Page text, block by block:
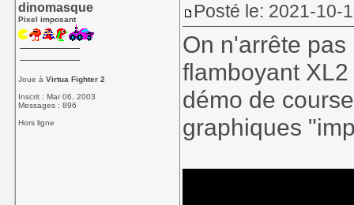
dinomasque
Pixel imposant
Joue àVirtua Fighter 2
Inscrit : Mar 06, 2003
Messages : 896
Hors ligne
Posté le: 2021-10-
On n'arrête
flamboyant
démo de
graphiques